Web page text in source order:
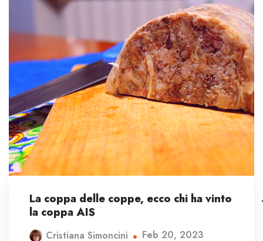
La coppa delle coppe, ecco chi ha vinto
la coppa AIS
Cristiana Simoncini Feb 20, 2023